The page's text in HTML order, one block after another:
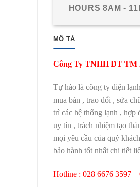
HOURS 8AM -
MÔ TẢ
Công Ty TNHH ĐT TM
Tự hào là công ty điện
mua bán , trao đổi , sửa
trì các hệ thống lạnh ,
uy tín , trách nhiệm tạo
mọi yêu cầu của quý
bảo hành tốt nhất chi tiết
Hotline : 028 6676 3597 –